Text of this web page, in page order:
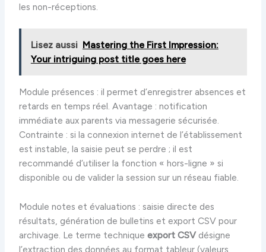
les non-réceptions.
Lisez aussi Mastering the First Impression:
Your intriguing post title goes here
Module présences : il permet d’enregistrer absences et
retards en temps réel. Avantage : notification
immédiate aux parents via messagerie sécurisée.
Contrainte : si la connexion internet de l’établissement
est instable, la saisie peut se perdre ; il est
recommandé d’utiliser la fonction « hors-ligne » si
disponible ou de valider la session sur un réseau fiable.
Module notes et évaluations : saisie directe des
résultats, génération de bulletins et export CSV pour
archivage. Le terme techniqueexport CSVdésigne
l’extraction des données au format tableur (valeurs